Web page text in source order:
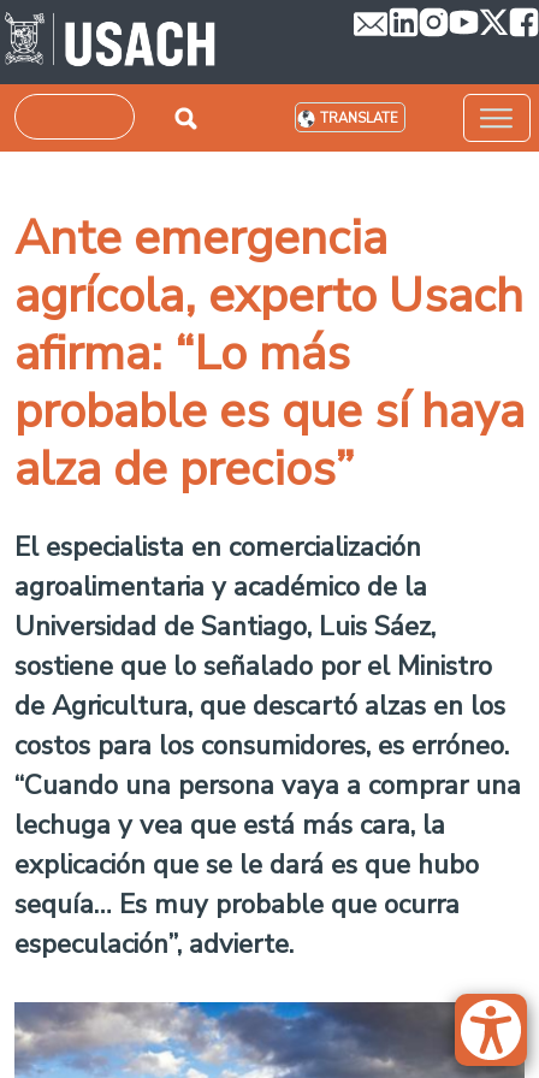
Skip to main content
Search TRANSLATE
Ante emergencia
agrícola, experto Usach
afirma: “Lo más
probable es que sí haya
alza de precios”
El especialista en comercialización
agroalimentaria y académico de la
Universidad de Santiago, Luis Sáez,
sostiene que lo señalado por el Ministro
de Agricultura, que descartó alzas en los
costos para los consumidores, es erróneo.
“Cuando una persona vaya a comprar una
lechuga y vea que está más cara, la
explicación que se le dará es que hubo
sequía… Es muy probable que ocurra
especulación”, advierte.